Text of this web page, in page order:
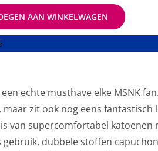
AAN WINKELWAGEN
echte musthave elke MSNK
zit ook nog eens fantastisch
van supercomfortabel katoenen
dubbele stoffen